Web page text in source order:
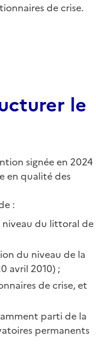
de crise.
le
signée en 2024
en qualité des
:
niveau du littoral de
du niveau de la
avril 2010) ;
de crise, et
parti de la
permanents